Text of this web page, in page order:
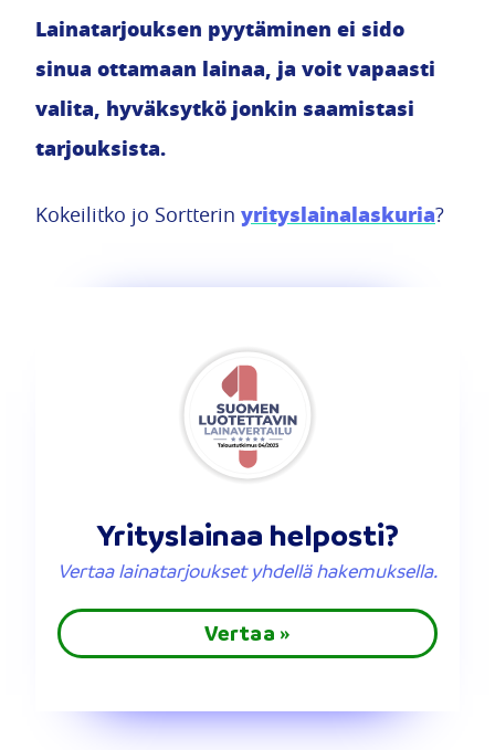
Lainatarjouksen pyytäminen ei sido
sinua ottamaan lainaa, ja voit vapaasti
valita, hyväksytkö jonkin saamistasi
tarjouksista.
Kokeilitko jo Sortterin yrityslainalaskuria?
Yrityslainaa helposti?
Vertaa lainatarjoukset yhdellä hakemuksella.
Vertaa »